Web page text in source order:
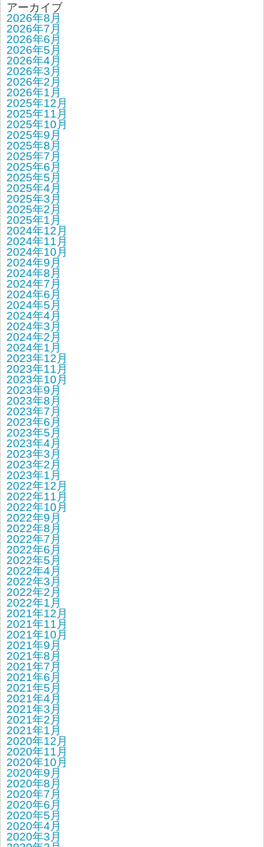
アーカイブ
2026年8月
2026年7月
2026年6月
2026年5月
2026年4月
2026年3月
2026年2月
2026年1月
2025年12月
2025年11月
2025年10月
2025年9月
2025年8月
2025年7月
2025年6月
2025年5月
2025年4月
2025年3月
2025年2月
2025年1月
2024年12月
2024年11月
2024年10月
2024年9月
2024年8月
2024年7月
2024年6月
2024年5月
2024年4月
2024年3月
2024年2月
2024年1月
2023年12月
2023年11月
2023年10月
2023年9月
2023年8月
2023年7月
2023年6月
2023年5月
2023年4月
2023年3月
2023年2月
2023年1月
2022年12月
2022年11月
2022年10月
2022年9月
2022年8月
2022年7月
2022年6月
2022年5月
2022年4月
2022年3月
2022年2月
2022年1月
2021年12月
2021年11月
2021年10月
2021年9月
2021年8月
2021年7月
2021年6月
2021年5月
2021年4月
2021年3月
2021年2月
2021年1月
2020年12月
2020年11月
2020年10月
2020年9月
2020年8月
2020年7月
2020年6月
2020年5月
2020年4月
2020年3月